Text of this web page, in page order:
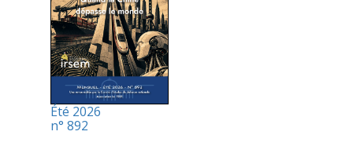
Été 2026
n° 892